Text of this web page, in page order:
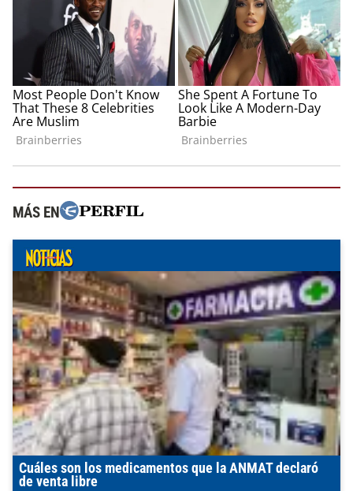
MÁS EN
Cuáles son los medicamentos que la ANMAT declaró
de venta libre